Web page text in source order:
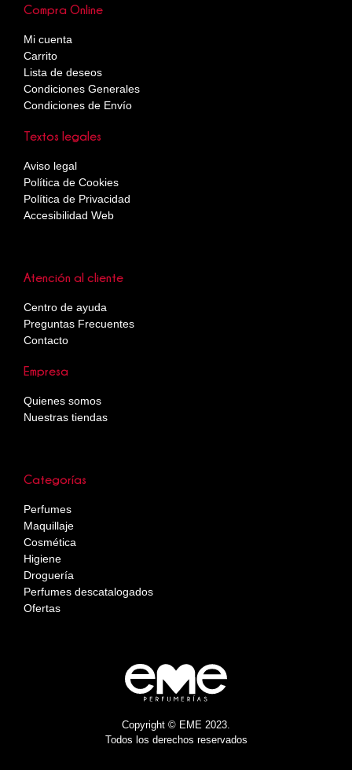
Copyright © EME 2023.
Todos los derechos reservados
Categorías
Perfumes
Maquillaje
Cosmética
Higiene
Droguería
Perfumes descatalogados
Ofertas
Atención al cliente
Centro de ayuda
Preguntas Frecuentes
Contacto
Empresa
Quienes somos
Nuestras tiendas
Compra Online
Mi cuenta
Carrito
Lista de deseos
Condiciones Generales
Condiciones de Envío
Textos legales
Aviso legal
Política de Cookies
Política de Privacidad
Accesibilidad Web